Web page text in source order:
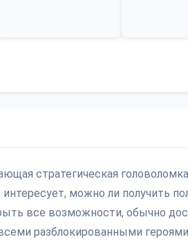
стратегическая
можно ли получить
все возможности, обычно
разблокированными